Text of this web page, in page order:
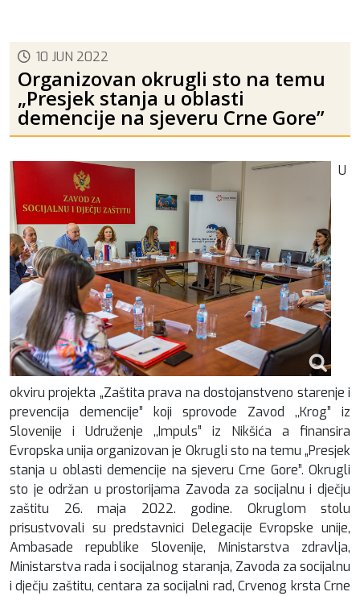
10 JUN 2022
Organizovan okrugli sto na temu
„Presjek stanja u oblasti
demencije na sjeveru Crne Gore”
U
okviru projekta „Zaštita prava na dostojanstveno starenje i
prevencija demencije” koji sprovode Zavod ,,Krog” iz
Slovenije i Udruženje ,,Impuls” iz Nikšića a finansira
Evropska unija organizovan je Okrugli sto na temu „Presjek
stanja u oblasti demencije na sjeveru Crne Gore”. Okrugli
sto je održan u prostorijama Zavoda za socijalnu i dječju
zaštitu 26. maja 2022. godine. Okruglom stolu
prisustvovali su predstavnici Delegacije Evropske unije,
Ambasade republike Slovenije, Ministarstva zdravlja,
Ministarstva rada i socijalnog staranja, Zavoda za socijalnu
i dječju zaštitu, centara za socijalni rad, Crvenog krsta Crne